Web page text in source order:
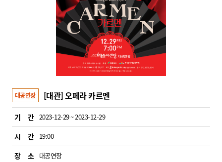
대공연장 [대관] 오페라 카르멘
기 간 2023-12-29 ~ 2023-12-29
시 간 19:00
장 소 대공연장